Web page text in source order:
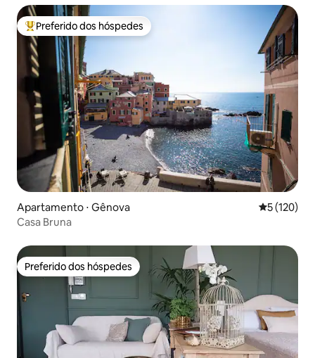
Entre os melhores preferidos dos hóspedes
Preferido dos hóspedes
Apartamento ⋅ Gênova 5 de uma
5 (120)
Casa Bruna
Preferido dos hóspedes
Preferido dos hóspedes